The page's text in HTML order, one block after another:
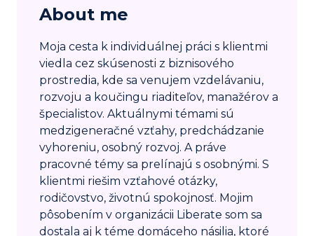
About me
Moja cesta k individuálnej práci s klientmi
viedla cez skúsenosti z biznisového
prostredia, kde sa venujem vzdelávaniu,
rozvoju a koučingu riaditeľov, manažérov a
špecialistov. Aktuálnymi témami sú
medzigeneračné vzťahy, predchádzanie
vyhoreniu, osobný rozvoj. A práve
pracovné témy sa prelínajú s osobnými. S
klientmi riešim vzťahové otázky,
rodičovstvo, životnú spokojnosť. Mojim
pôsobením v organizácii Liberate som sa
dostala aj k téme domáceho násilia, ktoré